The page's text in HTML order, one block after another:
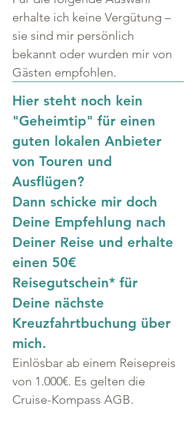
erhalte ich keine Vergütung –
sie sind mir persönlich
bekannt oder wurden mir von
Gästen empfohlen.
Hier steht noch kein
"Geheimtip" für einen
guten lokalen Anbieter
von Touren und
Ausflügen?
Dann schicke mir doch
Deine Empfehlung nach
Deiner Reise und erhalte
einen 50€
Reisegutschein* für
Deine nächste
Kreuzfahrtbuchung über
mich.
Einlösbar ab einem Reisepreis
von 1.000€. Es gelten die
Cruise-Kompass AGB.